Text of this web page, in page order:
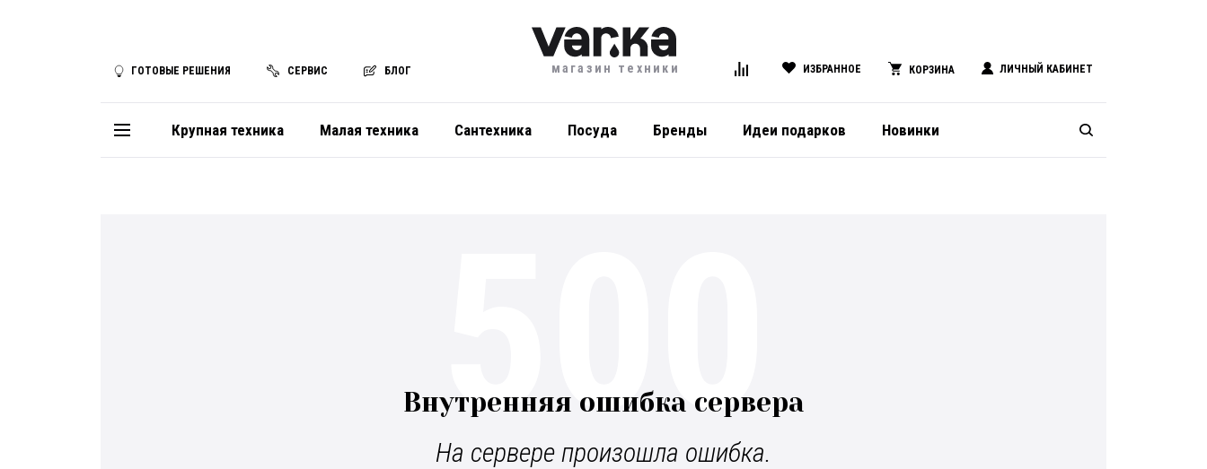
ГОТОВЫЕ РЕШЕНИЯ СЕРВИС БЛОГ магазин техники ИЗБРАННОЕ КОРЗИНА ЛИЧНЫЙ КАБИНЕТ
Крупная техника Малая техника Сантехника Посуда Бренды Идеи подарков Новинки
Внутренняя ошибка сервера
На сервере произошла ошибка.
500